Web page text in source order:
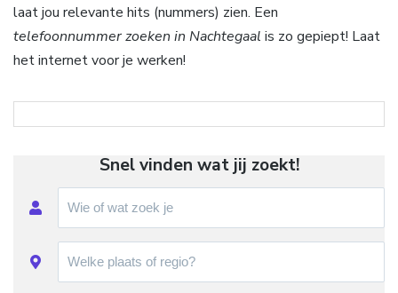
laat jou relevante hits (nummers) zien. Een
telefoonnummer zoeken in Nachtegaal is zo gepiept! Laat
het internet voor je werken!
Snel vinden wat jij zoekt!